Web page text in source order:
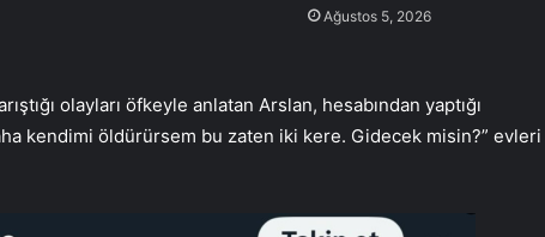
Ağustos 5, 2026
olayları öfkeyle anlatan Arslan, hesabından yaptığı
kendimi öldürürsem bu zaten iki kere. Gidecek misin?” evleri